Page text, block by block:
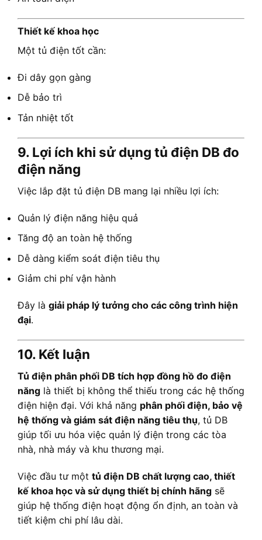
Thiết kế khoa học
Một tủ điện tốt cần:
Đi dây gọn gàng
Dễ bảo trì
Tản nhiệt tốt
9. Lợi ích khi sử dụng tủ điện DB đo
điện năng
Việc lắp đặt tủ điện DB mang lại nhiều lợi ích:
Quản lý điện năng hiệu quả
Tăng độ an toàn hệ thống
Dễ dàng kiểm soát điện tiêu thụ
Giảm chi phí vận hành
Đây là giải pháp lý tưởng cho các công trình hiện
đại.
10. Kết luận
Tủ điện phân phối DB tích hợp đồng hồ đo điện
năng là thiết bị không thể thiếu trong các hệ thống
điện hiện đại. Với khả năng phân phối điện, bảo vệ
hệ thống và giám sát điện năng tiêu thụ, tủ DB
giúp tối ưu hóa việc quản lý điện trong các tòa
nhà, nhà máy và khu thương mại.
Việc đầu tư một tủ điện DB chất lượng cao, thiết
kế khoa học và sử dụng thiết bị chính hãng sẽ
giúp hệ thống điện hoạt động ổn định, an toàn và
tiết kiệm chi phí lâu dài.